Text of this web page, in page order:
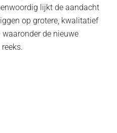
lijkt de aandacht
op grotere, kwalitatief
de nieuwe